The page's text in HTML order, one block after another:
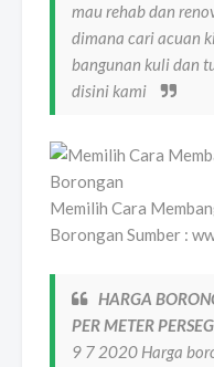
mau rehab dan
dimana cari acuan
bangunan kuli dan
disini kami
Memilih Cara
Borongan Sumber :
HARGA
PER METER
9 7 2020 Harga